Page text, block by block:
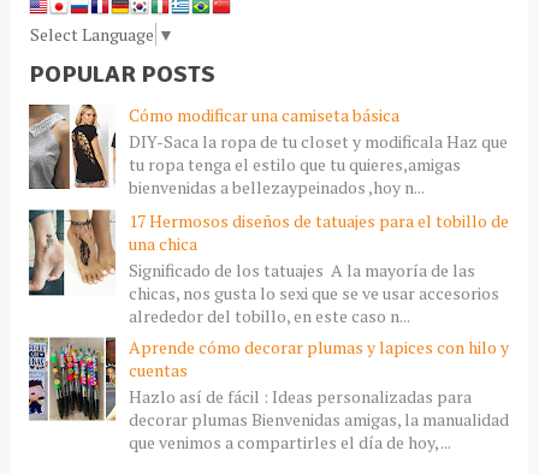
Select Language ▼
POPULAR POSTS
Cómo modificar una camiseta básica
DIY-Saca la ropa de tu closet y modificala Haz que
tu ropa tenga el estilo que tu quieres,amigas
bienvenidas a bellezaypeinados ,hoy n...
17 Hermosos diseños de tatuajes para el tobillo de
una chica
Significado de los tatuajes A la mayoría de las
chicas, nos gusta lo sexi que se ve usar accesorios
alrededor del tobillo, en este caso n...
Aprende cómo decorar plumas y lapices con hilo y
cuentas
Hazlo así de fácil : Ideas personalizadas para
decorar plumas Bienvenidas amigas, la manualidad
que venimos a compartirles el día de hoy, ...